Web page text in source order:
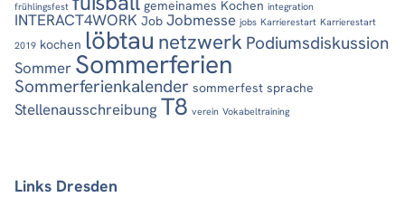
frühlingsfest gemeinames Kochen integration
INTERACT4WORK Job Jobmesse jobs Karrierestart Karrierestart
2019 kochen löbtau netzwerk Podiumsdiskussion
Sommer Sommerferien
Sommerferienkalender sommerfest sprache
Stellenausschreibung T8 verein Vokabeltraining
Links Dresden